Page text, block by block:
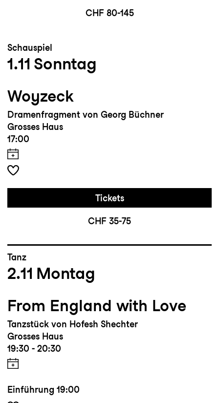
CHF 80-145
Schauspiel
1.11 Sonntag
Woyzeck
Dramenfragment von Georg Büchner
Grosses Haus
17:00
Tickets
CHF 35-75
Tanz
2.11 Montag
From England with Love
Tanzstück von Hofesh Shechter
Grosses Haus
19:30 - 20:30
Einführung 19:00